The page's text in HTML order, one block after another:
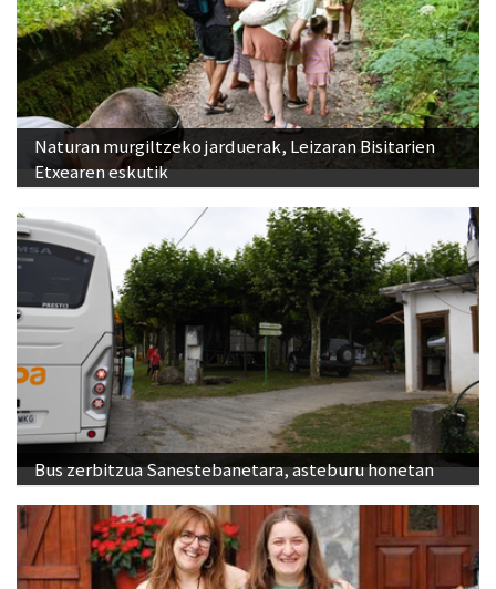
Naturan murgiltzeko jarduerak, Leizaran Bisitarien
Etxearen eskutik
Bus zerbitzua Sanestebanetara, asteburu honetan